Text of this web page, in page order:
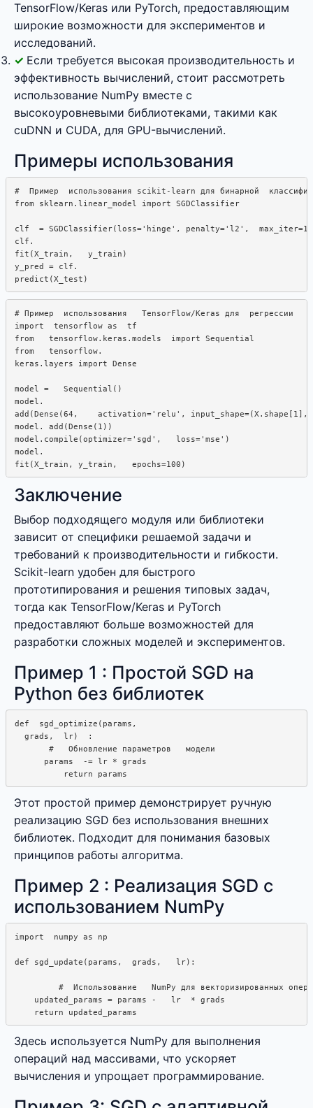
TensorFlow/Keras или PyTorch, предоставляющим
широкие возможности для экспериментов и
исследований.
Если требуется высокая производительность и
эффективность вычислений, стоит рассмотреть
использование NumPy вместе с
высокоуровневыми библиотеками, такими как
cuDNN и CUDA, для GPU-вычислений.
Примеры использования
#  Пример  использования scikit-learn для бинарной
from sklearn.linear_model import SGDClassifier
clf  = SGDClassifier(loss='hinge', penalty='l2',
clf.
fit(X_train,   y_train)
y_pred = clf.
# Пример  использования   TensorFlow/Keras для  регрессии
import  tensorflow as  tf
from   tensorflow.keras.models  import Sequential
from   tensorflow.
keras.layers import Dense
model =   Sequential()
model.
add(Dense(64,    activation='relu',
model. add(Dense(1))
model.compile(optimizer='sgd',   loss='mse')
model.
Заключение
Выбор подходящего модуля или библиотеки
зависит от специфики решаемой задачи и
требований к производительности и гибкости.
Scikit-learn удобен для быстрого
прототипирования и решения типовых задач,
тогда как TensorFlow/Keras и PyTorch
предоставляют больше возможностей для
разработки сложных моделей и экспериментов.
Пример 1 : Простой SGD на
Python без библиотек
def  sgd_optimize(params,
  grads,  lr)  :
       #   Обновление параметров   модели
      params  -= lr * grads
Этот простой пример демонстрирует ручную
реализацию SGD без использования внешних
библиотек. Подходит для понимания базовых
принципов работы алгоритма.
Пример 2 : Реализация SGD с
использованием NumPy
import  numpy as np
def sgd_update(params,  grads,   lr):
#  Использование   NumPy для векторизированных
    updated_params = params -   lr  * grads
Здесь используется NumPy для выполнения
операций над массивами, что ускоряет
вычисления и упрощает программирование.